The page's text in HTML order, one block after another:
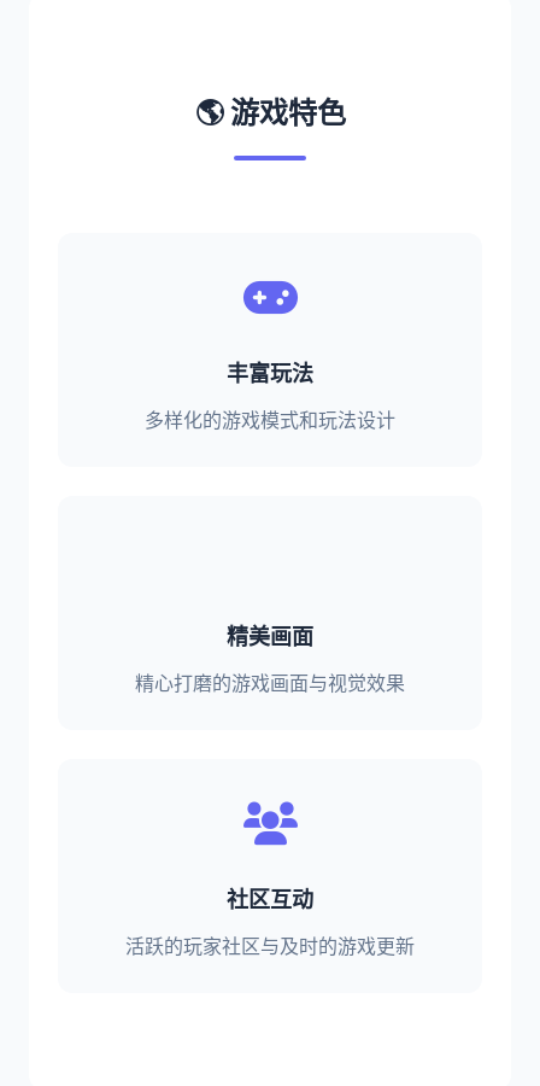
🌎 游戏特色
丰富玩法
多样化的游戏模式和玩法设计
精美画面
精心打磨的游戏画面与视觉效果
社区互动
活跃的玩家社区与及时的游戏更新